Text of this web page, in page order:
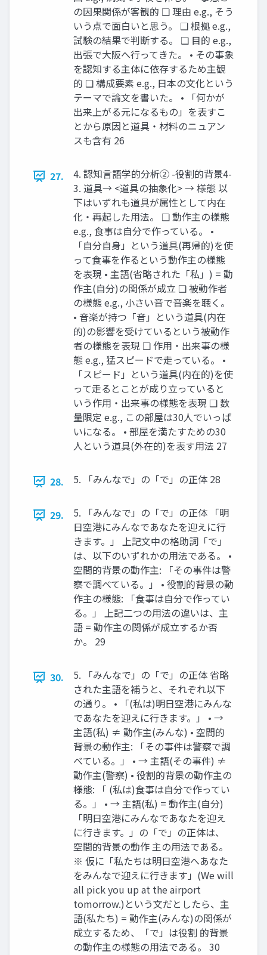
の因果関係が客観的 ❑ 理由 e.g., そう
いう点で面白いと思う。 ❑ 根拠 e.g.,
試験の結果で判断する。 ❑ 目的 e.g.,
出張で大阪へ行ってきた。 • その事象
を認知する主体に依存するため主観
的 ❑ 構成要素 e.g., 日本の文化という
テーマで論文を書いた。 • 「何かが
出来上がる元になるもの」を表すこ
とから原因と道具・材料のニュアン
スも含有 26
27.
4. 認知言語学的分析② -役割的背景4-
3. 道具→ <道具の抽象化> → 様態 以
下はいずれも道具が属性として内在
化・再起した用法。 ❑ 動作主の様態
e.g., 食事は自分で作っている。 •
「自分自身」という道具(再帰的)を使
って食事を作るという動作主の様態
を表現 • 主語(省略された「私」) = 動
作主(自分)の関係が成立 ❑ 被動作者
の様態 e.g., 小さい音で音楽を聴く。
• 音楽が持つ「音」という道具(内在
的)の影響を受けているという被動作
者の様態を表現 ❑ 作用・出来事の様
態 e.g., 猛スピードで走っている。 •
「スピード」という道具(内在的)を使
って走るとことが成り立っていると
いう作用・出来事の様態を表現 ❑ 数
量限定 e.g., この部屋は30人でいっぱ
いになる。 • 部屋を満たすための30
人という道具(外在的)を表す用法 27
28. 5. 「みんなで」の「で」の正体 28
29.
5. 「みんなで」の「で」の正体 「明
日空港にみんなであなたを迎えに行
きます。」 上記文中の格助詞「で」
は、以下のいずれかの用法である。 •
空間的背景の動作主: 「その事件は警
察で調べている。」 • 役割的背景の動
作主の様態: 「食事は自分で作ってい
る。」 上記二つの用法の違いは、主
語 = 動作主の関係が成立するか否
か。 29
30.
5. 「みんなで」の「で」の正体 省略
された主語を補うと、それぞれ以下
の通り。 • 「(私は)明日空港にみんな
であなたを迎えに行きます。」 • →
主語(私) ≠ 動作主(みんな) • 空間的
背景の動作主: 「その事件は警察で調
べている。」 • → 主語(その事件) ≠
動作主(警察) • 役割的背景の動作主の
様態: 「 (私は)食事は自分で作ってい
る。」 • → 主語(私) = 動作主(自分)
「明日空港にみんなであなたを迎え
に行きます。」の「で」の正体は、
空間的背景の動作 主の用法である。
※ 仮に「私たちは明日空港へあなた
をみんなで迎えに行きます」(We will
all pick you up at the airport
tomorrow.)という文だとしたら、主
語(私たち) = 動作主(みんな)の関係が
成立するため、「で」は役割 的背景
の動作主の様態の用法である。 30